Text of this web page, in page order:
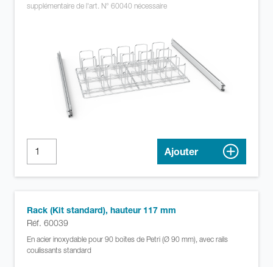
supplémentaire de l'art. N° 60040 nécessaire
Ajouter
Rack (Kit standard), hauteur 117 mm
Réf. 60039
En acier inoxydable pour 90 boîtes de Petri (Ø 90 mm), avec rails
coulissants standard